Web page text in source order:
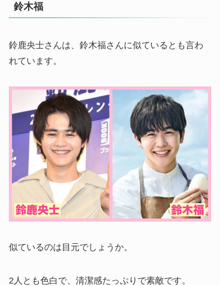
鈴木福
鈴鹿央士さんは、鈴木福さんに似ているとも言わ
れています。
似ているのは目元でしょうか。
2人とも色白で、清潔感たっぷりで素敵です。